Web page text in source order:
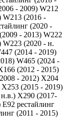
- 2009) W212
W213 (2016 -
(2020 -
- 2013) W222
W223 (2020 - н.
(2014 - 2019)
W465 (2024 -
(2012 - 2015)
- 2012) X204
X253 (2015 - 2019)
X290 (2017-
Е92 рестайлинг
(2011 - 2015)